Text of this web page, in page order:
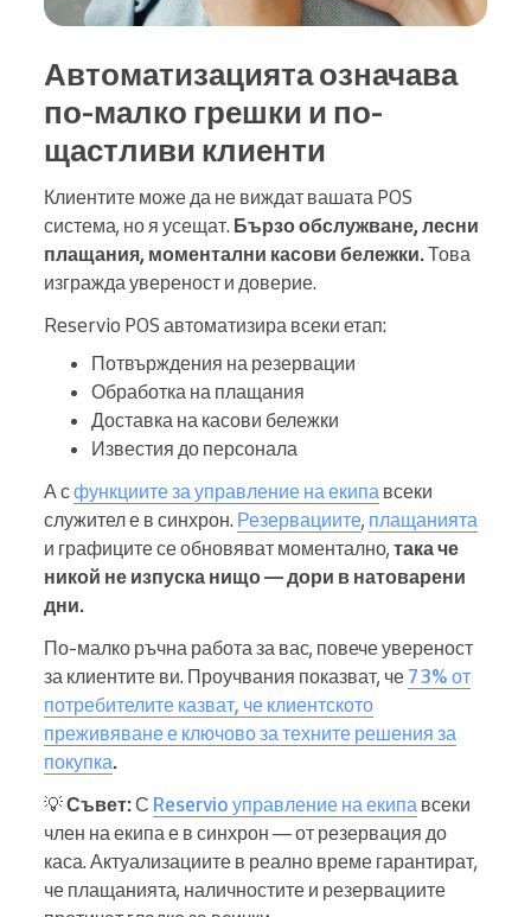
Автоматизацията означава
по-малко грешки и по-
щастливи клиенти
Клиентите може да не виждат вашата POS
система, но я усещат. Бързо обслужване, лесни
плащания, моментални касови бележки.Това
изгражда увереност и доверие.
Reservio POS автоматизира всеки етап:
Потвърждения на резервации
Обработка на плащания
Доставка на касови бележки
Известия до персонала
А сфункциите за управление на екипа всеки
служител е в синхрон. Резервациите, плащанията
и графиците се обновяват моментално, така че
никой не изпуска нищо — дори в натоварени
дни.
По-малко ръчна работа за вас, повече увереност
за клиентите ви. Проучвания показват, че 73% от
потребителите казват, че клиентското
преживяване е ключово за техните решения за
покупка.
💡Съвет:С Reservio управление на екипа всеки
член на екипа е в синхрон — от резервация до
каса. Актуализациите в реално време гарантират,
че плащанията, наличностите и резервациите